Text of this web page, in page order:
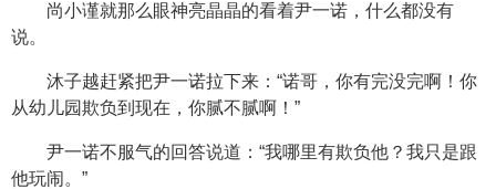
尚小谨就那么眼神亮晶晶的看着尹一诺，什么都没有
说。
沐子越赶紧把尹一诺拉下来：“诺哥，你有完没完啊！你
从幼儿园欺负到现在，你腻不腻啊！”
尹一诺不服气的回答说道：“我哪里有欺负他？我只是跟
他玩闹。”